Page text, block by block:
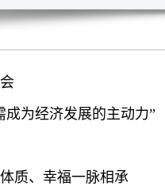
成为经济发展的主动力”
质、幸福一脉相承